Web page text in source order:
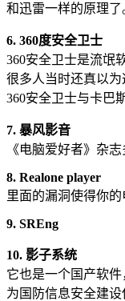
和迅雷一样的原理了
6. 360度安全卫士
360安全卫士是流氓
很多人当时还真以
360安全卫士与卡巴
7. 暴风影音
《电脑爱好者》杂
8. Realone player
里面的漏洞使得你
9. SREng
10. 影子系统
它也是一个国产软件
为国防信息安全建